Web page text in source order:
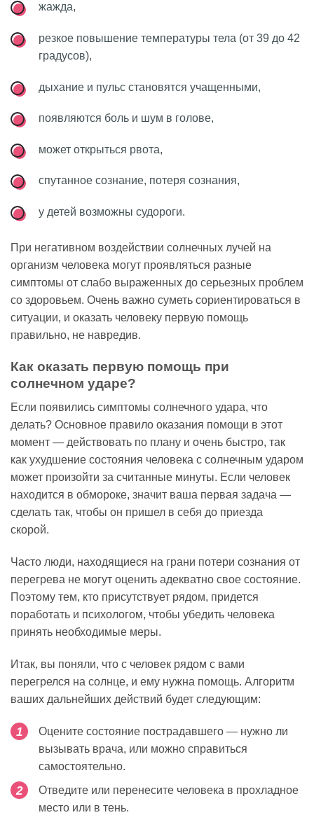
жажда,
резкое повышение температуры тела (от 39 до 42
градусов),
дыхание и пульс становятся учащенными,
появляются боль и шум в голове,
может открыться рвота,
спутанное сознание, потеря сознания,
у детей возможны судороги.
При негативном воздействии солнечных лучей на
организм человека могут проявляться разные
симптомы от слабо выраженных до серьезных проблем
со здоровьем. Очень важно суметь сориентироваться в
ситуации, и оказать человеку первую помощь
правильно, не навредив.
Как оказать первую помощь при
солнечном ударе?
Если появились симптомы солнечного удара, что
делать? Основное правило оказания помощи в этот
момент — действовать по плану и очень быстро, так
как ухудшение состояния человека с солнечным ударом
может произойти за считанные минуты. Если человек
находится в обмороке, значит ваша первая задача —
сделать так, чтобы он пришел в себя до приезда
скорой.
Часто люди, находящиеся на грани потери сознания от
перегрева не могут оценить адекватно свое состояние.
Поэтому тем, кто присутствует рядом, придется
поработать и психологом, чтобы убедить человека
принять необходимые меры.
Итак, вы поняли, что с человек рядом с вами
перегрелся на солнце, и ему нужна помощь. Алгоритм
ваших дальнейших действий будет следующим:
Оцените состояние пострадавшего — нужно ли
вызывать врача, или можно справиться
самостоятельно.
Отведите или перенесите человека в прохладное
место или в тень.